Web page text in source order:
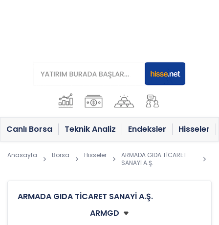
Canlı Borsa Teknik Analiz Endeksler Hisseler
Anasayfa Borsa Hisseler
ARMADA GIDA TİCARET
SANAYİ A.Ş.
ARMADA GIDA TİCARET SANAYİ A.Ş.